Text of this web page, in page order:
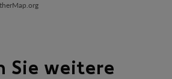
Sie weitere